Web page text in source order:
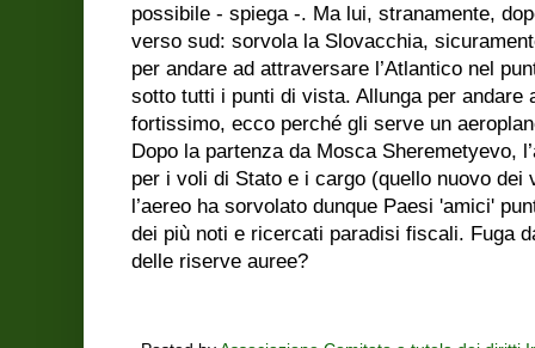
possibile - spiega -. Ma lui, stranamente,
verso sud: sorvola la Slovacchia,
per andare ad attraversare l’Atlantico nel
sotto tutti i punti di vista. Allunga per andare
fortissimo, ecco perché gli serve un
Dopo la partenza da Mosca Sheremetyevo,
per i voli di Stato e i cargo (quello nuovo dei
l’aereo ha sorvolato dunque Paesi 'amici'
dei più noti e ricercati paradisi fiscali. Fuga
delle riserve auree?